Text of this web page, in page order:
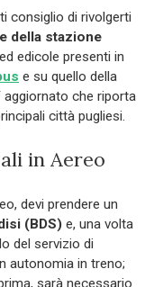
consiglio di rivolgerti
della stazione
edicole presenti in
e su quello della
che riporta
città pugliesi.
in Aereo
devi prendere un
(BDS) e, una volta
del servizio di
autonomia in treno;
sarà necessario